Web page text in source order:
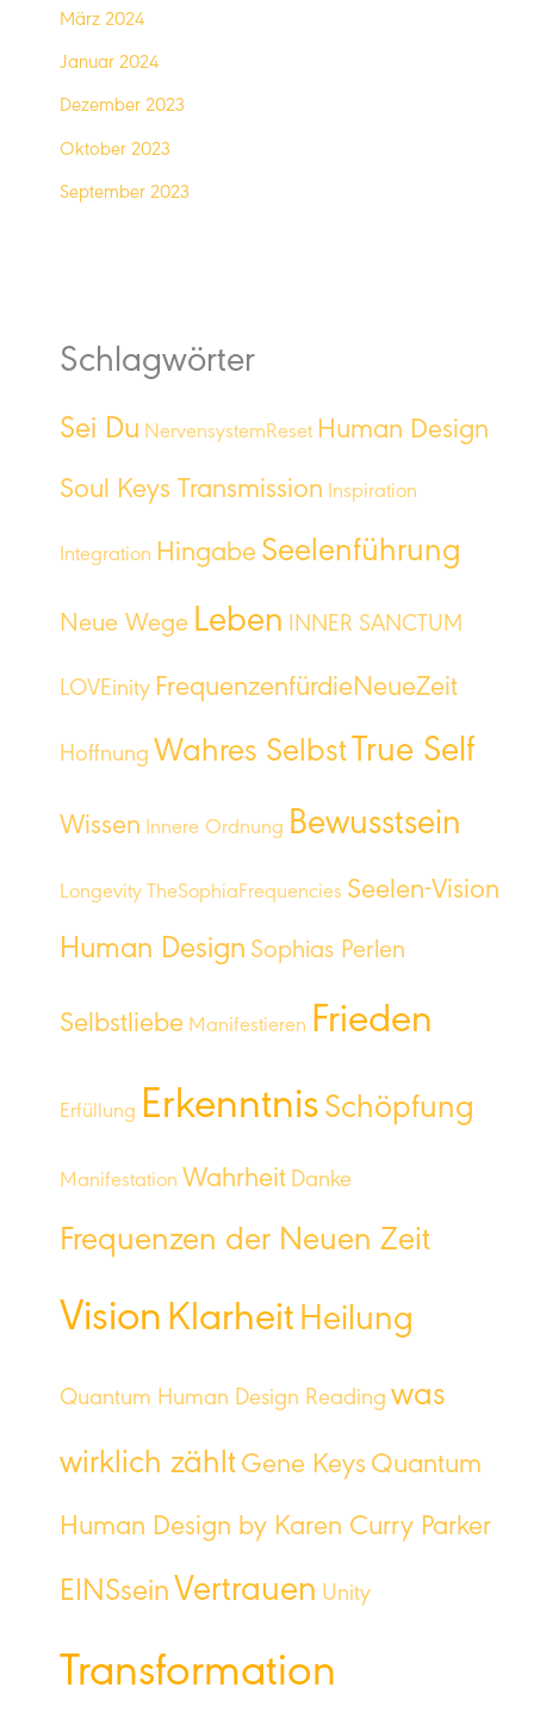
März 2024
Januar 2024
Dezember 2023
Oktober 2023
September 2023
Schlagwörter
Sei Du NervensystemReset Human Design
Soul Keys Transmission Inspiration
Integration Hingabe Seelenführung
Neue Wege Leben INNER SANCTUM
LOVEinity FrequenzenfürdieNeueZeit
Hoffnung Wahres Selbst True Self
Wissen Innere Ordnung Bewusstsein
Longevity TheSophiaFrequencies Seelen-Vision
Human Design Sophias Perlen
Selbstliebe Manifestieren Frieden
Erfüllung Erkenntnis Schöpfung
Manifestation Wahrheit Danke
Frequenzen der Neuen Zeit
Vision Klarheit Heilung
Quantum Human Design Reading was
wirklich zählt Gene Keys Quantum
Human Design by Karen Curry Parker
EINSsein Vertrauen Unity
Transformation